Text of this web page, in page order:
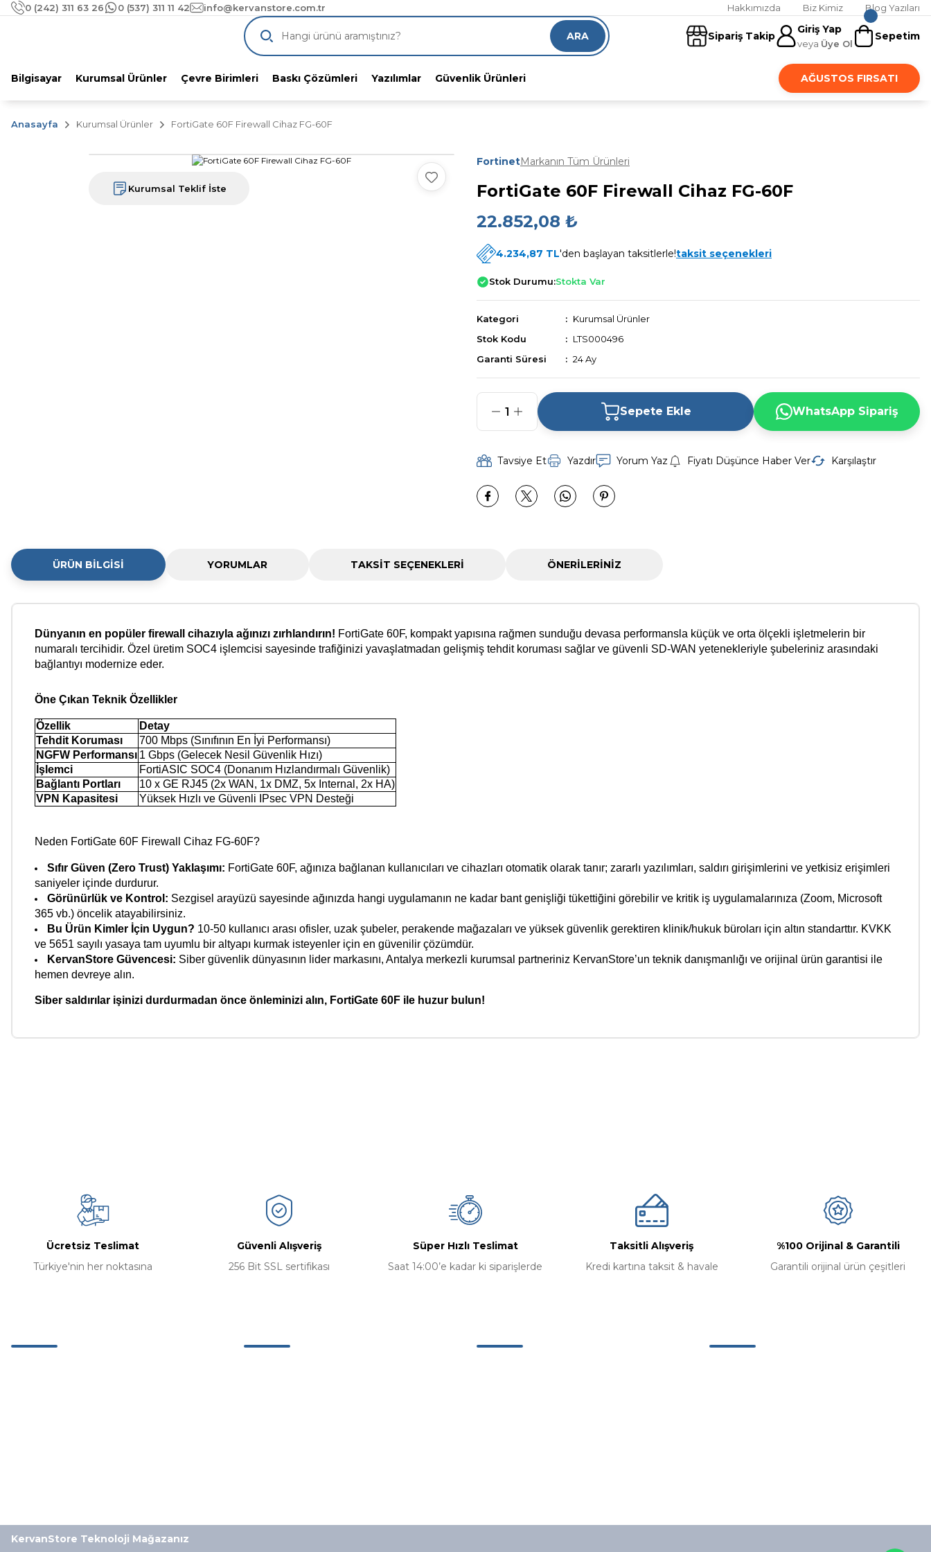
1000 TL üzeri alımlarınızaÜCRETSİZ KARGO!
KervanStore'dan %8 indirimli alın
0 (242) 311 63 26 0 (537) 311 11 42 info@kervanstore.com.tr Hakkımızda Biz Kimiz Blog Yazıları
ARA Sipariş Takip
Giriş Yap
veya Üye Ol
Sepetim
Bilgisayar Kurumsal Ürünler Çevre Birimleri Baskı Çözümleri Yazılımlar Güvenlik Ürünleri AĞUSTOS FIRSATI
Anasayfa Kurumsal Ürünler FortiGate 60F Firewall Cihaz FG-60F
Kurumsal Teklif İste
FortinetMarkanın Tüm Ürünleri
FortiGate 60F Firewall Cihaz FG-60F
22.852,08 ₺
4.234,87 TL'den başlayan taksitlerle!taksit seçenekleri
Stok Durumu:Stokta Var
Kategori
Kurumsal Ürünler
Stok Kodu
LTS000496
Garanti Süresi
24 Ay
Sepete Ekle WhatsApp Sipariş
Tavsiye Et Yazdır Yorum Yaz Fiyatı Düşünce Haber Ver Karşılaştır
ÜRÜN BILGISI YORUMLAR TAKSIT SEÇENEKLERI ÖNERILERINIZ
Dünyanın en popüler firewall cihazıyla ağınızı zırhlandırın! FortiGate 60F, kompakt yapısına rağmen sunduğu devasa performansla küçük ve orta ölçekli işletmelerin bir
numaralı tercihidir. Özel üretim SOC4 işlemcisi sayesinde trafiğinizi yavaşlatmadan gelişmiş tehdit koruması sağlar ve güvenli SD-WAN yetenekleriyle şubeleriniz arasındaki
bağlantıyı modernize eder.
Öne Çıkan Teknik Özellikler
Özellik
Detay
Tehdit Koruması
700 Mbps (Sınıfının En İyi Performansı)
NGFW Performansı 1 Gbps (Gelecek Nesil Güvenlik Hızı)
İşlemci
FortiASIC SOC4 (Donanım Hızlandırmalı Güvenlik)
Bağlantı Portları
10 x GE RJ45 (2x WAN, 1x DMZ, 5x Internal, 2x HA)
VPN Kapasitesi
Yüksek Hızlı ve Güvenli IPsec VPN Desteği
Neden FortiGate 60F Firewall Cihaz FG-60F?
Sıfır Güven (Zero Trust) Yaklaşımı: FortiGate 60F, ağınıza bağlanan kullanıcıları ve cihazları otomatik olarak tanır; zararlı yazılımları, saldırı girişimlerini ve yetkisiz erişimleri
saniyeler içinde durdurur.
Görünürlük ve Kontrol: Sezgisel arayüzü sayesinde ağınızda hangi uygulamanın ne kadar bant genişliği tükettiğini görebilir ve kritik iş uygulamalarınıza (Zoom, Microsoft
365 vb.) öncelik atayabilirsiniz.
Bu Ürün Kimler İçin Uygun? 10-50 kullanıcı arası ofisler, uzak şubeler, perakende mağazaları ve yüksek güvenlik gerektiren klinik/hukuk büroları için altın standarttır. KVKK
ve 5651 sayılı yasaya tam uyumlu bir altyapı kurmak isteyenler için en güvenilir çözümdür.
KervanStore Güvencesi: Siber güvenlik dünyasının lider markasını, Antalya merkezli kurumsal partneriniz KervanStore’un teknik danışmanlığı ve orijinal ürün garantisi ile
hemen devreye alın.
Siber saldırılar işinizi durdurmadan önce önleminizi alın, FortiGate 60F ile huzur bulun!
Bu ürüne benzer farklı alternatifler olmalı.
Ücretsiz Teslimat
Türkiye'nin her noktasına
Güvenli Alışveriş
256 Bit SSL sertifikası
Süper Hızlı Teslimat
Saat 14:00’e kadar ki siparişlerde
Taksitli Alışveriş
Kredi kartına taksit & havale
%100 Orijinal & Garantili
Garantili orijinal ürün çeşitleri
KervanStore Teknoloji Mağazanız